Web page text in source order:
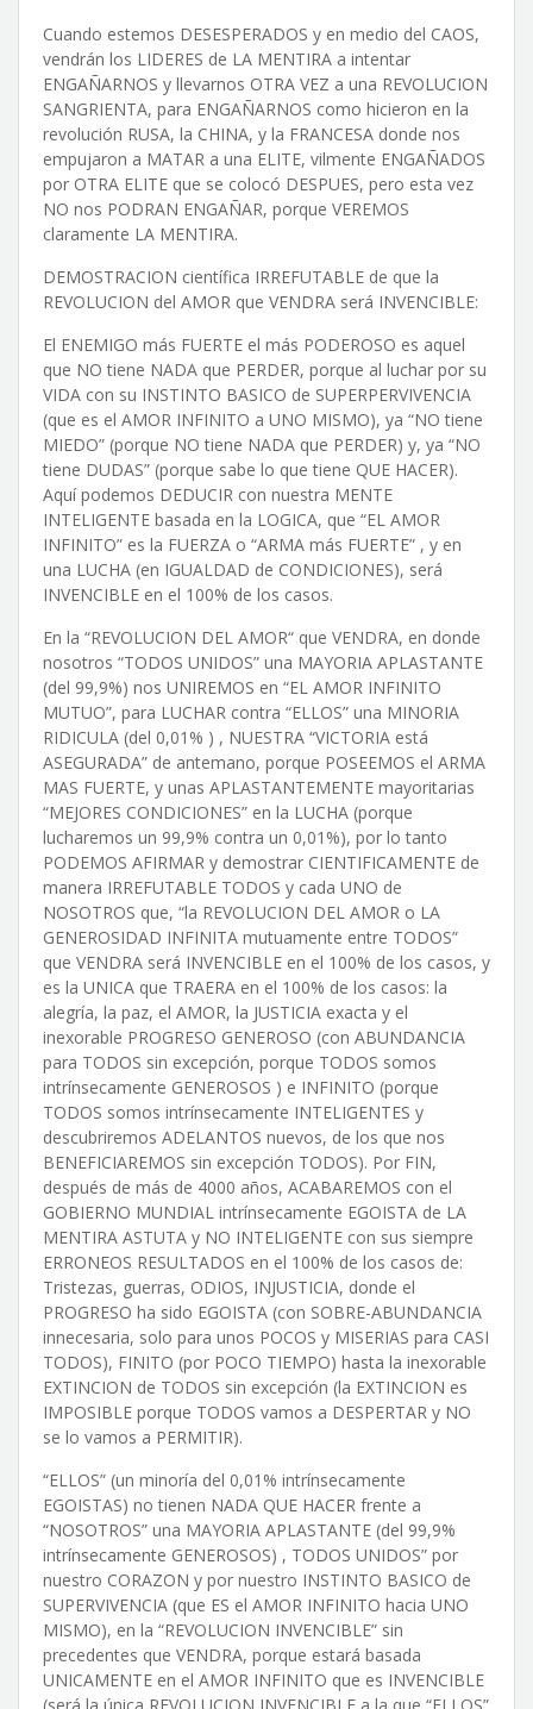
Cuando estemos DESESPERADOS y en medio del CAOS,
vendrán los LIDERES de LA MENTIRA a intentar
ENGAÑARNOS y llevarnos OTRA VEZ a una REVOLUCION
SANGRIENTA, para ENGAÑARNOS como hicieron en la
revolución RUSA, la CHINA, y la FRANCESA donde nos
empujaron a MATAR a una ELITE, vilmente ENGAÑADOS
por OTRA ELITE que se colocó DESPUES, pero esta vez
NO nos PODRAN ENGAÑAR, porque VEREMOS
claramente LA MENTIRA.
DEMOSTRACION científica IRREFUTABLE de que la
REVOLUCION del AMOR que VENDRA será INVENCIBLE:
El ENEMIGO más FUERTE el más PODEROSO es aquel
que NO tiene NADA que PERDER, porque al luchar por su
VIDA con su INSTINTO BASICO de SUPERPERVIVENCIA
(que es el AMOR INFINITO a UNO MISMO), ya “NO tiene
MIEDO” (porque NO tiene NADA que PERDER) y, ya “NO
tiene DUDAS” (porque sabe lo que tiene QUE HACER).
Aquí podemos DEDUCIR con nuestra MENTE
INTELIGENTE basada en la LOGICA, que “EL AMOR
INFINITO” es la FUERZA o “ARMA más FUERTE” , y en
una LUCHA (en IGUALDAD de CONDICIONES), será
INVENCIBLE en el 100% de los casos.
En la “REVOLUCION DEL AMOR“ que VENDRA, en donde
nosotros “TODOS UNIDOS” una MAYORIA APLASTANTE
(del 99,9%) nos UNIREMOS en “EL AMOR INFINITO
MUTUO”, para LUCHAR contra “ELLOS” una MINORIA
RIDICULA (del 0,01% ) , NUESTRA “VICTORIA está
ASEGURADA” de antemano, porque POSEEMOS el ARMA
MAS FUERTE, y unas APLASTANTEMENTE mayoritarias
“MEJORES CONDICIONES” en la LUCHA (porque
lucharemos un 99,9% contra un 0,01%), por lo tanto
PODEMOS AFIRMAR y demostrar CIENTIFICAMENTE de
manera IRREFUTABLE TODOS y cada UNO de
NOSOTROS que, “la REVOLUCION DEL AMOR o LA
GENEROSIDAD INFINITA mutuamente entre TODOS”
que VENDRA será INVENCIBLE en el 100% de los casos, y
es la UNICA que TRAERA en el 100% de los casos: la
alegría, la paz, el AMOR, la JUSTICIA exacta y el
inexorable PROGRESO GENEROSO (con ABUNDANCIA
para TODOS sin excepción, porque TODOS somos
intrínsecamente GENEROSOS ) e INFINITO (porque
TODOS somos intrínsecamente INTELIGENTES y
descubriremos ADELANTOS nuevos, de los que nos
BENEFICIAREMOS sin excepción TODOS). Por FIN,
después de más de 4000 años, ACABAREMOS con el
GOBIERNO MUNDIAL intrínsecamente EGOISTA de LA
MENTIRA ASTUTA y NO INTELIGENTE con sus siempre
ERRONEOS RESULTADOS en el 100% de los casos de:
Tristezas, guerras, ODIOS, INJUSTICIA, donde el
PROGRESO ha sido EGOISTA (con SOBRE-ABUNDANCIA
innecesaria, solo para unos POCOS y MISERIAS para CASI
TODOS), FINITO (por POCO TIEMPO) hasta la inexorable
EXTINCION de TODOS sin excepción (la EXTINCION es
IMPOSIBLE porque TODOS vamos a DESPERTAR y NO
se lo vamos a PERMITIR).
“ELLOS” (un minoría del 0,01% intrínsecamente
EGOISTAS) no tienen NADA QUE HACER frente a
“NOSOTROS” una MAYORIA APLASTANTE (del 99,9%
intrínsecamente GENEROSOS) , TODOS UNIDOS” por
nuestro CORAZON y por nuestro INSTINTO BASICO de
SUPERVIVENCIA (que ES el AMOR INFINITO hacia UNO
MISMO), en la “REVOLUCION INVENCIBLE” sin
precedentes que VENDRA, porque estará basada
UNICAMENTE en el AMOR INFINITO que es INVENCIBLE